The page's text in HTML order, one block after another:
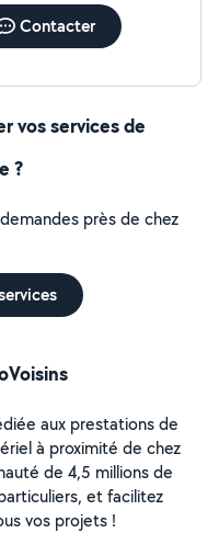
Contacter
vos services de
?
près de chez
aux prestations de
à proximité de chez
de 4,5 millions de
et facilitez
vos projets !